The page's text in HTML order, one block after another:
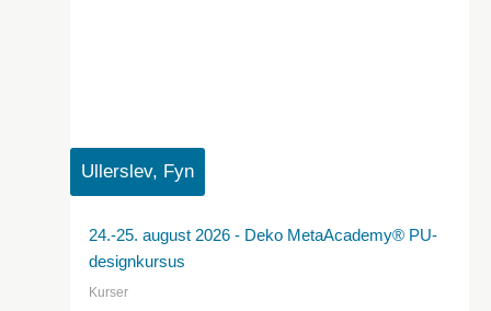
Ullerslev, Fyn
24.-25. august 2026 - Deko MetaAcademy® PU-
designkursus
Kurser